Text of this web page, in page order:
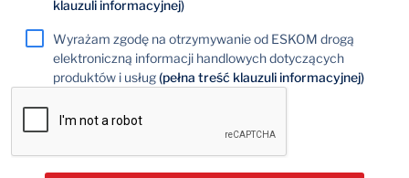
klauzuli informacyjnej)
Wyrażam zgodę na otrzymywanie od ESKOM drogą
elektroniczną informacji handlowych dotyczących
produktów i usług(pełna treść klauzuli informacyjnej)